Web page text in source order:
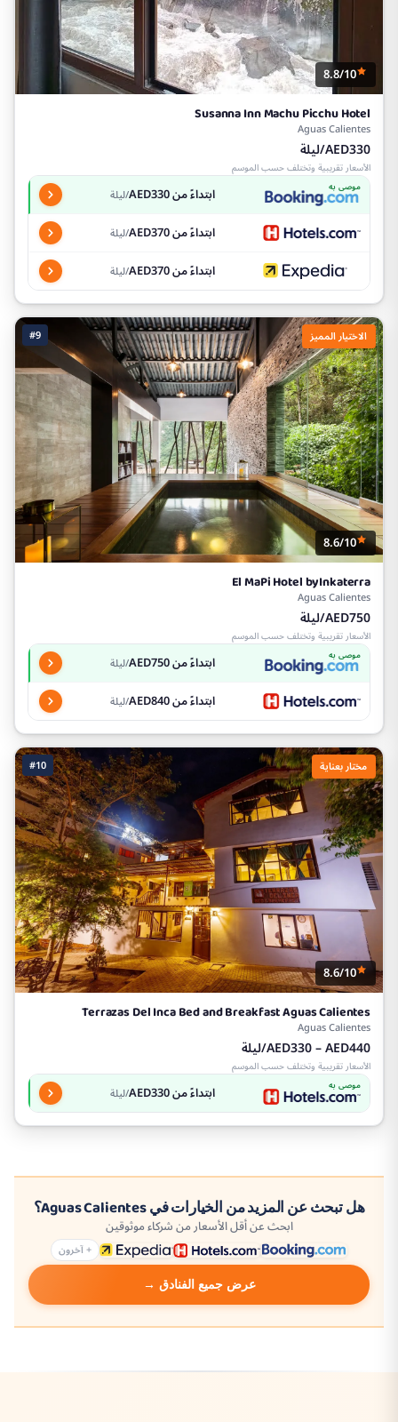
8.8/10
Susanna Inn Machu Picchu Hotel
Aguas Calientes
AED330/ليلة
الأسعار تقريبية وتختلف حسب الموسم
موصى به ابتداءً من AED330 /ليلة
ابتداءً من AED370 /ليلة
ابتداءً من AED370 /ليلة
#9 الاختيار المميز
8.6/10
El MaPi Hotel byInkaterra
Aguas Calientes
AED750/ليلة
الأسعار تقريبية وتختلف حسب الموسم
موصى به ابتداءً من AED750 /ليلة
ابتداءً من AED840 /ليلة
#10 مختار بعناية
8.6/10
Terrazas Del Inca Bed and Breakfast Aguas Calientes
Aguas Calientes
AED330 – AED440/ليلة
الأسعار تقريبية وتختلف حسب الموسم
موصى به ابتداءً من AED330 /ليلة
هل تبحث عن المزيد من الخيارات في Aguas Calientes؟
ابحث عن أقل الأسعار من شركاء موثوقين
+ آخرون
عرض جميع الفنادق →